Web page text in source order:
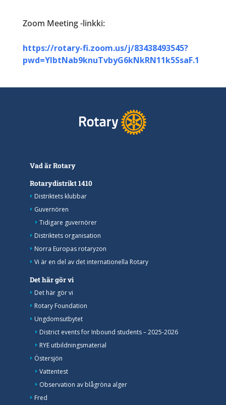
Zoom Meeting -linkki:
https://rotary-fi.zoom.us/j/83438493545?
pwd=YIbtNab9knuTvbyG6kNkRN11k5SsaF.1
Vad är Rotary
Rotarydistrikt 1410
Distriktets klubbar
Guvernören
Tidigare guvernörer
Distriktets organisation
Norra Europas rotaryzon
Vi är en del av det internationella Rotary
Det här gör vi
Det här gör vi
Rotary Foundation
Ungdomsutbytet
District events for Inbound students – 2025-2026
RYE utbildningsmaterial
Östersjön
Vattentest
Observation av blågröna alger
Fred